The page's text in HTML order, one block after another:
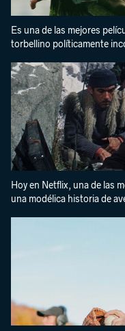
Es una de las mejores
torbellino políticamente
Hoy en Netflix, una de las
una modélica historia de